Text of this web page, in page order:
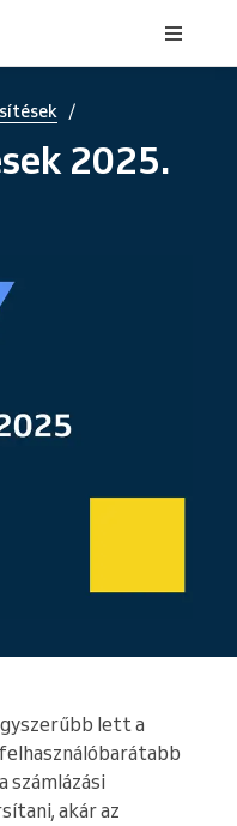
/
2025.
lett a
számlázási
akár az